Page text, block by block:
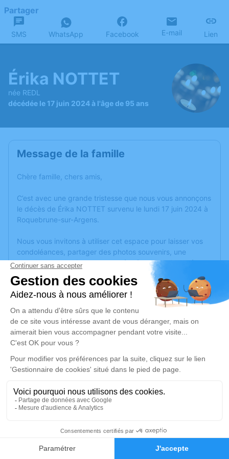
Faire-part Hommages
Partager
SMS WhatsApp Facebook E-mail Lien
Érika NOTTET
née REDL
décédée le 17 juin 2024 à l'âge de 95 ans
Message de la famille
Chère famille, chers amis,
C’est avec une grande tristesse que nous vous annonçons
le décès de Érika NOTTET survenu le lundi 17 juin 2024 à
Roquebrune-sur-Argens.
Nous vous invitons à utiliser cet espace pour laisser vos
condoléances, partager des photos souvenirs, une
anecdote ou exprimer vos pensées à travers des poèmes
ou des textes. Cet endroit est un lieu d'expression dédié à
honorer la mémoire de Érika NOTTET.
Un service de plantation d’arbre hommage estdisponible
vendredi 21 juin 2024 à 10h00
Crématorium de Vidauban
139 Boulevard des Pins Parasols